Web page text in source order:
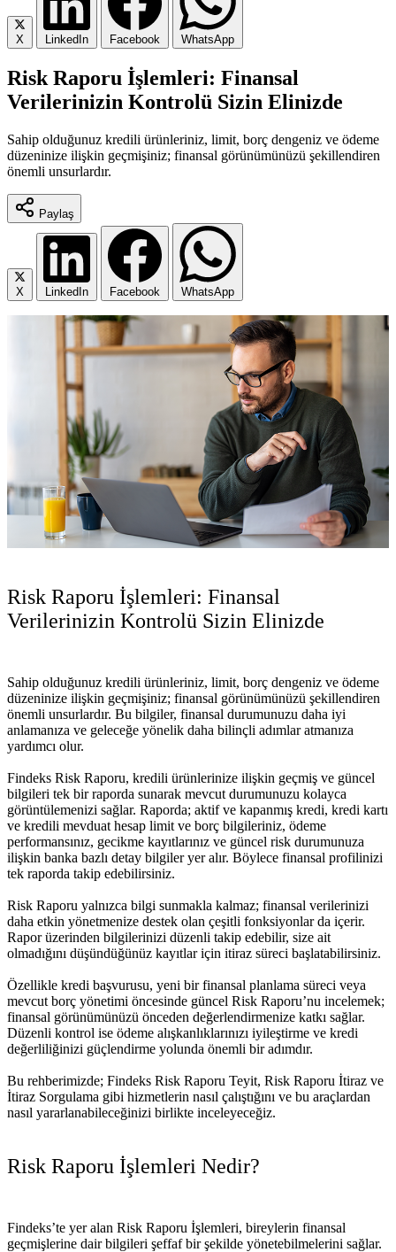
X LinkedIn Facebook WhatsApp
Risk Raporu İşlemleri: Finansal
Verilerinizin Kontrolü Sizin Elinizde
Sahip olduğunuz kredili ürünleriniz, limit, borç dengeniz ve ödeme
düzeninize ilişkin geçmişiniz; finansal görünümünüzü şekillendiren
önemli unsurlardır.
Paylaş
X LinkedIn Facebook WhatsApp
Risk Raporu İşlemleri: Finansal
Verilerinizin Kontrolü Sizin Elinizde
Sahip olduğunuz kredili ürünleriniz, limit, borç dengeniz ve ödeme
düzeninize ilişkin geçmişiniz; finansal görünümünüzü şekillendiren
önemli unsurlardır. Bu bilgiler, finansal durumunuzu daha iyi
anlamanıza ve geleceğe yönelik daha bilinçli adımlar atmanıza
yardımcı olur.
Findeks Risk Raporu, kredili ürünlerinize ilişkin geçmiş ve güncel
bilgileri tek bir raporda sunarak mevcut durumunuzu kolayca
görüntülemenizi sağlar. Raporda; aktif ve kapanmış kredi, kredi kartı
ve kredili mevduat hesap limit ve borç bilgileriniz, ödeme
performansınız, gecikme kayıtlarınız ve güncel risk durumunuza
ilişkin banka bazlı detay bilgiler yer alır. Böylece finansal profilinizi
tek raporda takip edebilirsiniz.
Risk Raporu yalnızca bilgi sunmakla kalmaz; finansal verilerinizi
daha etkin yönetmenize destek olan çeşitli fonksiyonlar da içerir.
Rapor üzerinden bilgilerinizi düzenli takip edebilir, size ait
olmadığını düşündüğünüz kayıtlar için itiraz süreci başlatabilirsiniz.
Özellikle kredi başvurusu, yeni bir finansal planlama süreci veya
mevcut borç yönetimi öncesinde güncel Risk Raporu’nu incelemek;
finansal görünümünüzü önceden değerlendirmenize katkı sağlar.
Düzenli kontrol ise ödeme alışkanlıklarınızı iyileştirme ve kredi
değerliliğinizi güçlendirme yolunda önemli bir adımdır.
Bu rehberimizde; Findeks Risk Raporu Teyit, Risk Raporu İtiraz ve
İtiraz Sorgulama gibi hizmetlerin nasıl çalıştığını ve bu araçlardan
nasıl yararlanabileceğinizi birlikte inceleyeceğiz.
Risk Raporu İşlemleri Nedir?
Findeks’te yer alan Risk Raporu İşlemleri, bireylerin finansal
geçmişlerine dair bilgileri şeffaf bir şekilde yönetebilmelerini sağlar.